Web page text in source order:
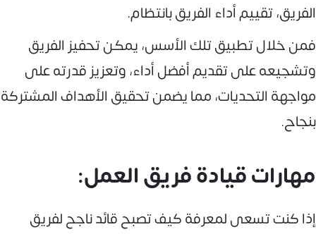
الفريق، تقييم أداء الفريق بانتظام.
فمن خلال تطبيق تلك الأسس، يمكن تحفيز الفريق
وتشجيعه على تقديم أفضل أداء، وتعزيز قدرته على
مواجهة التحديات، مما يضمن تحقيق الأهداف المشتركة
بنجاح.
مهارات قيادة فريق العمل:
إذا كنت تسعى لمعرفة كيف تصبح قائد ناجح لفريق